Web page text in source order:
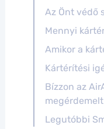
Az Önt védő
Mennyi
Amikor a
Kártérítési
Bízzon az
Legutóbbi